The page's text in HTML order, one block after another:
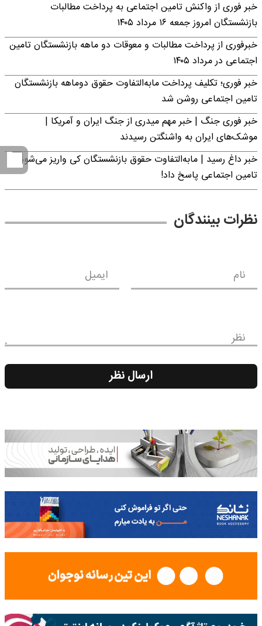
خبر فوری از واکنش تامین اجتماعی به پرداخت مطالبات
بازنشستگان امروز جمعه ۱۶ مرداد ۱۴۰۵
خبرفوری از پرداخت مطالبات و معوقات دو ماهه بازنشستگان تامین
اجتماعی در مرداد ۱۴۰۵
خبر فوری؛ تکلیف پرداخت مابه‌التفاوت حقوق دوماهه بازنشستگان
تامین اجتماعی روشن شد
خبر فوری جنگ | خبر مهم میدری از جنگ ایران و آمریکا |
موشک‌های ایران به واشنگتن رسیدند
خبر داغ رسید | مابه‌التفاوت حقوق بازنشستگان کی واریز می‌شود؟ |
تامین اجتماعی پاسخ داد!
نظرات بینندگان
نام ایمیل
نظر
ارسال نظر